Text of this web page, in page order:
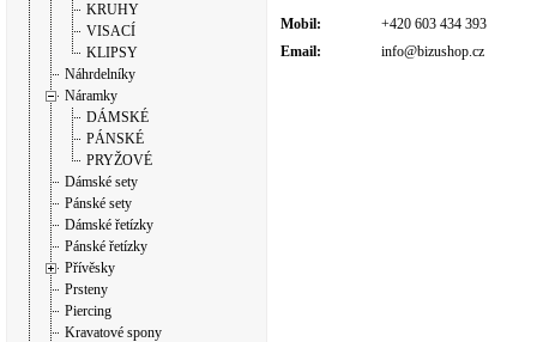
KRUHY
VISACÍ
KLIPSY
Náhrdelníky
Náramky
DÁMSKÉ
PÁNSKÉ
PRYŽOVÉ
Dámské sety
Pánské sety
Dámské řetízky
Pánské řetízky
Přívěsky
Prsteny
Piercing
Kravatové spony
Mobil:
+420 603 434 393
Email:
info@bizushop.cz